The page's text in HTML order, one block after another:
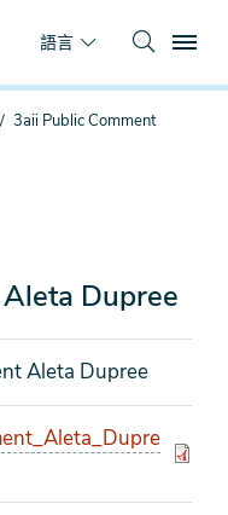
語言
3aii Public Comment
Dupree
Aleta Dupree